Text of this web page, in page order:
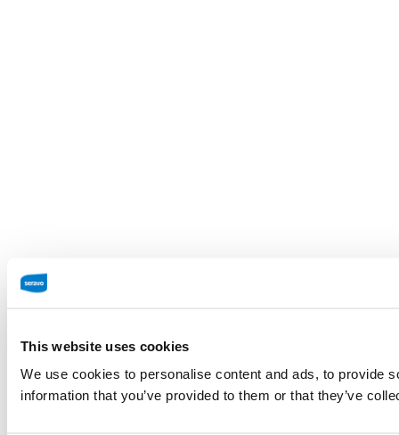
This website uses cookies
We use cookies to personalise content and ads, to provide
information that you’ve provided to them or that they’ve